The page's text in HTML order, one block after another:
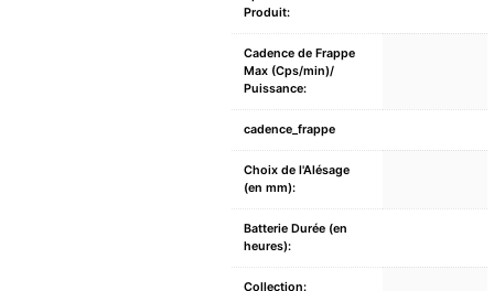
Produit:
Cadence de Frappe
Max (Cps/min)/
Puissance:
cadence_frappe
Choix de l'Alésage
(en mm):
Batterie Durée (en
heures):
Collection: